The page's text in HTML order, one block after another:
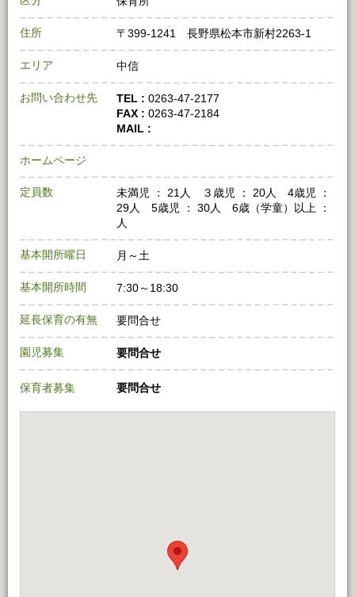
住所 〒399-1241 長野県松本市新村2263-1
エリア 中信
お問い合わせ先 TEL : 0263-47-2177
FAX : 0263-47-2184
MAIL :
ホームページ
定員数
未満児 ： 21人 ３歳児 ： 20人 4歳児 ：
29人 5歳児 ： 30人 6歳（学童）以上 ：
人
基本開所曜日 月～土
基本開所時間 7:30～18:30
延長保育の有無 要問合せ
園児募集 要問合せ
保育者募集 要問合せ